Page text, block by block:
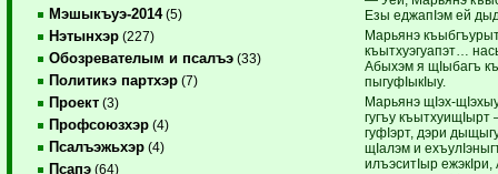
Мэшыкъуэ-2014(5)
Нэтынхэр (227)
Обозревателым и псалъэ (33)
Политикэ партхэр (7)
Проект (3)
Профсоюзхэр (4)
Псалъэжьхэр (4)
Псапэ (64)
Езы еджапIэм ей
Марьянэ
къытхуэгуапэт…
Абыхэм я щIыбагъ
пыгуфIыкIыу.
Марьянэ щIэх-
гугъу
гуфIэрт, дэри
щIалэм и
илъэситIыр ежэкIри,